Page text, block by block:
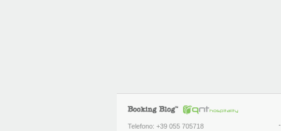
Telefono: +39 055 705718
-